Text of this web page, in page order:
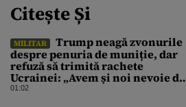
Citește Și
MILITAR
Trump neagă zvonurile
despre penuria de muniție, dar
refuză să trimită rachete
Ucrainei: „Avem și noi nevoie de
rachete”
01:02